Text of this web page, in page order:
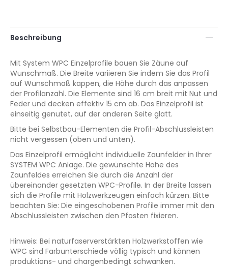
Beschreibung
Mit System WPC Einzelprofile bauen Sie Zäune auf
Wunschmaß. Die Breite variieren Sie indem Sie das Profil
auf Wunschmaß kappen, die Höhe durch das anpassen
der Profilanzahl. Die Elemente sind 16 cm breit mit Nut und
Feder und decken effektiv 15 cm ab. Das Einzelprofil ist
einseitig genutet, auf der anderen Seite glatt.
Bitte bei Selbstbau-Elementen die Profil-Abschlussleisten
nicht vergessen (oben und unten).
Das Einzelprofil ermöglicht individuelle Zaunfelder in Ihrer
SYSTEM WPC Anlage. Die gewünschte Höhe des
Zaunfeldes erreichen Sie durch die Anzahl der
übereinander gesetzten WPC-Profile. In der Breite lassen
sich die Profile mit Holzwerkzeugen einfach kürzen. Bitte
beachten Sie: Die eingeschobenen Profile immer mit den
Abschlussleisten zwischen den Pfosten fixieren.
Hinweis: Bei naturfaserverstärkten Holzwerkstoffen wie
WPC sind Farbunterschiede völlig typisch und können
produktions- und chargenbedingt schwanken.